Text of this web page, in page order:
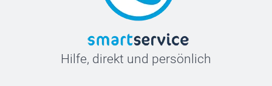
Hilfe, direkt und persönlich